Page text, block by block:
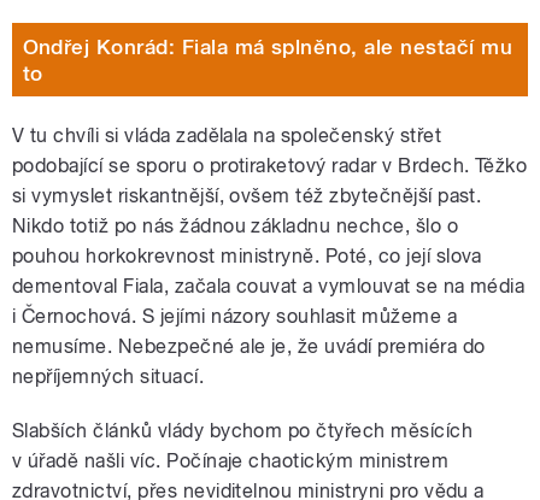
Ondřej Konrád: Fiala má splněno, ale nestačí mu
to
V tu chvíli si vláda zadělala na společenský střet
podobající se sporu o protiraketový radar v Brdech. Těžko
si vymyslet riskantnější, ovšem též zbytečnější past.
Nikdo totiž po nás žádnou základnu nechce, šlo o
pouhou horkokrevnost ministryně. Poté, co její slova
dementoval Fiala, začala couvat a vymlouvat se na média
i Černochová. S jejími názory souhlasit můžeme a
nemusíme. Nebezpečné ale je, že uvádí premiéra do
nepříjemných situací.
Slabších článků vlády bychom po čtyřech měsících
v úřadě našli víc. Počínaje chaotickým ministrem
zdravotnictví, přes neviditelnou ministryni pro vědu a